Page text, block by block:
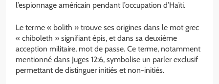
l’espionnage américain pendant l’occupation d’Haïti.
Le terme « bolith » trouve ses origines dans le mot grec
« chiboleth » signifiant épis, et dans sa deuxième
acception militaire, mot de passe. Ce terme, notamment
mentionné dans Juges 12:6, symbolise un parler exclusif
permettant de distinguer initiés et non-initiés.